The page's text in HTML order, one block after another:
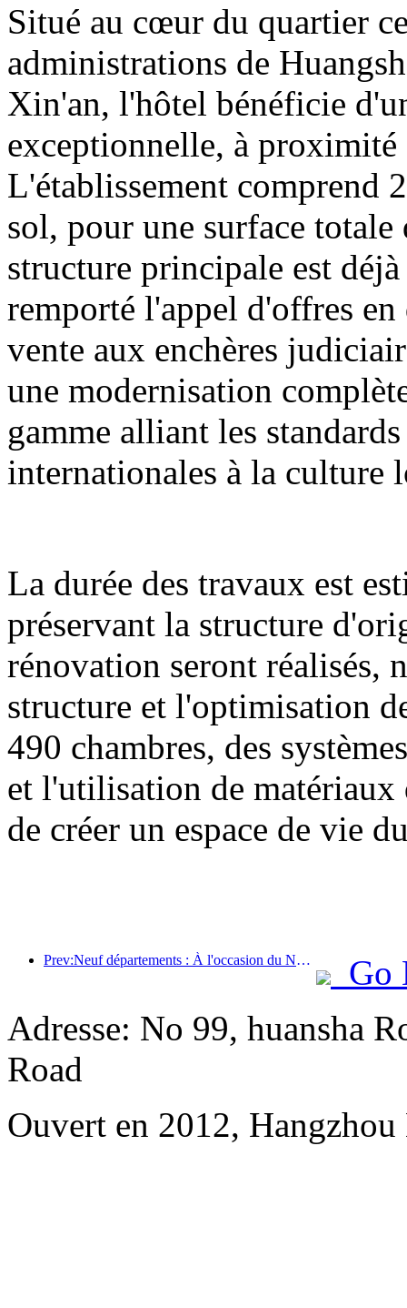
Situé au cœur du quartier
administrations de
Xin'an, l'hôtel bénéficie
exceptionnelle, à
L'établissement comprend
sol, pour une surface
structure principale est
remporté l'appel d'offres
vente aux enchères
une modernisation
gamme alliant les
internationales à la culture
La durée des travaux est
préservant la structure
rénovation seront réalisés,
structure et l'optimisation
490 chambres, des
et l'utilisation de
de créer un espace de vie
Prev:Neuf départements : À l'occasion du Nouvel An chinois, les chaînes hôtelières et les chambres d'hôtes de charme proposeront des offres préférentielles.
Go
Adresse: No 99, huansha
Road
Ouvert en 2012,